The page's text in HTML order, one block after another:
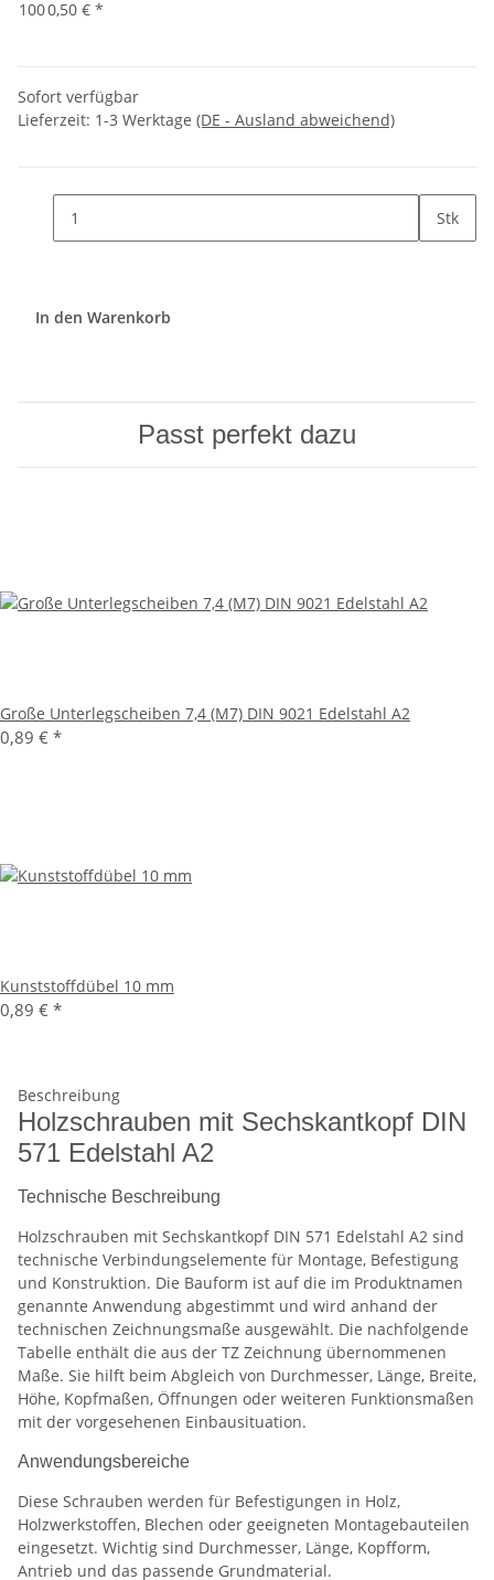
1000,50 € *
Sofort verfügbar
Lieferzeit: 1-3 Werktage (DE - Ausland abweichend)
Stk
In den Warenkorb
Passt perfekt dazu
Große Unterlegscheiben 7,4 (M7) DIN 9021 Edelstahl A2
0,89 € *
Kunststoffdübel 10 mm
0,89 € *
Beschreibung
Holzschrauben mit Sechskantkopf DIN
571 Edelstahl A2
Technische Beschreibung
Holzschrauben mit Sechskantkopf DIN 571 Edelstahl A2 sind
technische Verbindungselemente für Montage, Befestigung
und Konstruktion. Die Bauform ist auf die im Produktnamen
genannte Anwendung abgestimmt und wird anhand der
technischen Zeichnungsmaße ausgewählt. Die nachfolgende
Tabelle enthält die aus der TZ Zeichnung übernommenen
Maße. Sie hilft beim Abgleich von Durchmesser, Länge, Breite,
Höhe, Kopfmaßen, Öffnungen oder weiteren Funktionsmaßen
mit der vorgesehenen Einbausituation.
Anwendungsbereiche
Diese Schrauben werden für Befestigungen in Holz,
Holzwerkstoffen, Blechen oder geeigneten Montagebauteilen
eingesetzt. Wichtig sind Durchmesser, Länge, Kopfform,
Antrieb und das passende Grundmaterial.